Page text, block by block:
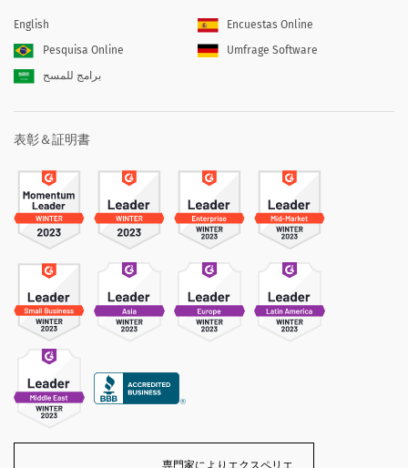
English
Encuestas Online
Pesquisa Online
Umfrage Software
برامج للمسح
表彰＆証明書
専門家によりエクスペリエ